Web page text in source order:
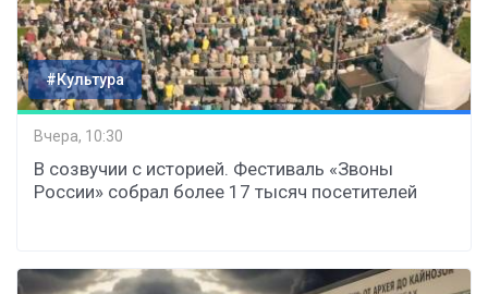
#Культура
Вчера, 10:30
В созвучии с историей. Фестиваль «Звоны
России» собрал более 17 тысяч посетителей